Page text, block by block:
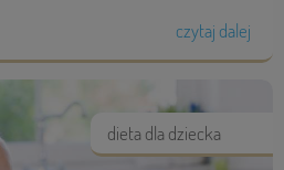
czytaj dalej
dieta dla dziecka